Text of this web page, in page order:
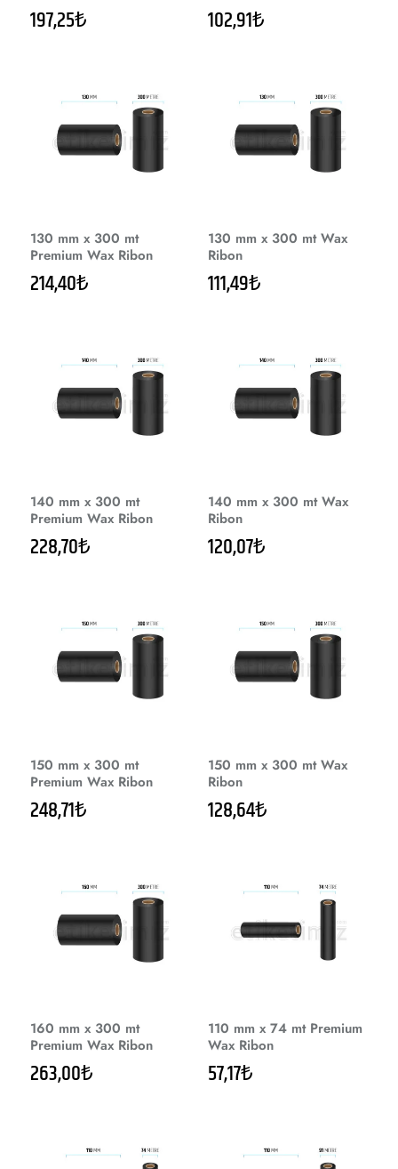
197,25₺ 102,91₺
130 mm x 300 mt
Premium Wax Ribon
214,40₺
130 mm x 300 mt Wax
Ribon
111,49₺
140 mm x 300 mt
Premium Wax Ribon
228,70₺
140 mm x 300 mt Wax
Ribon
120,07₺
150 mm x 300 mt
Premium Wax Ribon
248,71₺
150 mm x 300 mt Wax
Ribon
128,64₺
160 mm x 300 mt
Premium Wax Ribon
263,00₺
110 mm x 74 mt Premium
Wax Ribon
57,17₺